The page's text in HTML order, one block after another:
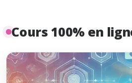
Cours 100% en